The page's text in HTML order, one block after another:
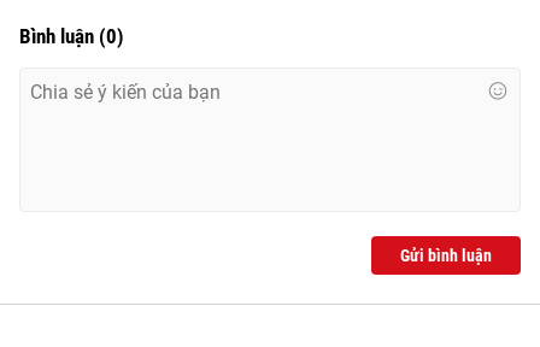
Bình luận (0)
Gửi bình luận